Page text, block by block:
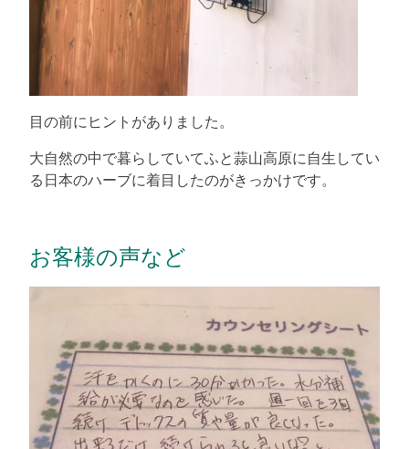
目の前にヒントがありました。
大自然の中で暮らしていてふと蒜山高原に自生してい
る日本のハーブに着目したのがきっかけです。
お客様の声など